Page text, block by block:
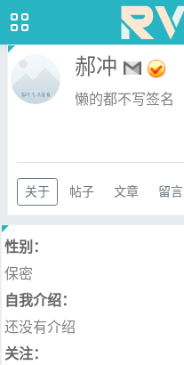
郝冲
懒的都不写签名
关于 帖子 文章 留言
性别：
保密
自我介绍：
还没有介绍
关注：